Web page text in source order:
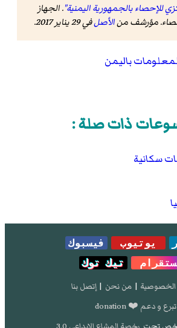
للإحصاء بالجمهورية اليمنية". الجهاز
مؤرشف منالأصلفي 29 يناير 2017 .
باليمن
ذات صلة :
سكانية
يوتيوب
فيسبوك
تيك توك
| من نحن | إتصل بنا
تبرع و دعم ❤️ donation